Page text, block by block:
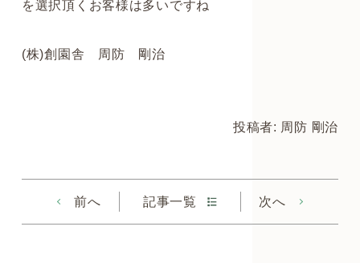
を選択頂くお客様は多いですね
(株)創園舎 周防 剛治
投稿者: 周防 剛治
前へ 記事一覧 次へ